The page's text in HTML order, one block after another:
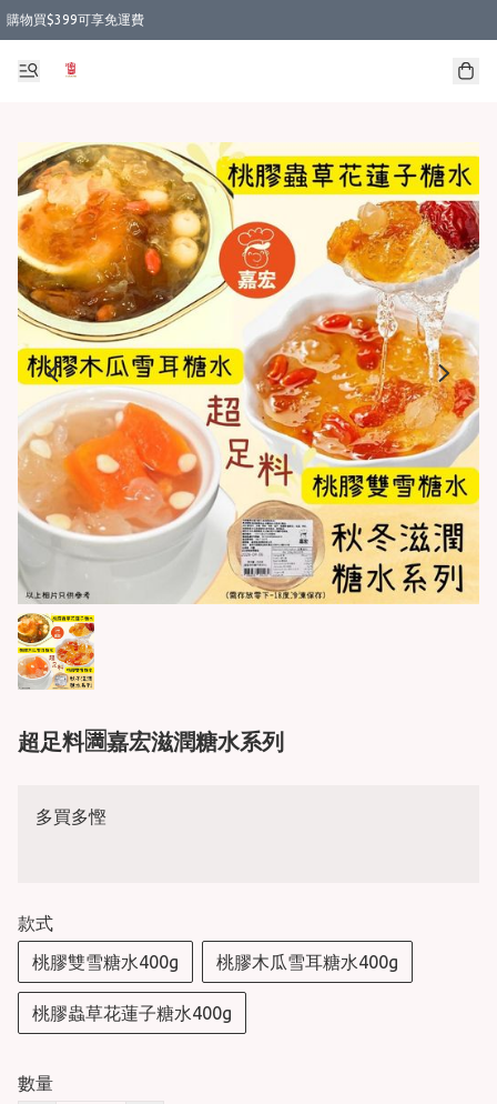
購物買$399可享免運費
超足料🈵嘉宏滋潤糖水系列
多買多慳
款式
桃膠雙雪糖水400g
桃膠木瓜雪耳糖水400g
桃膠蟲草花蓮子糖水400g
數量